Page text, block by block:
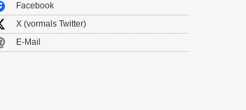
Facebook
X (vormals Twitter)
E-Mail